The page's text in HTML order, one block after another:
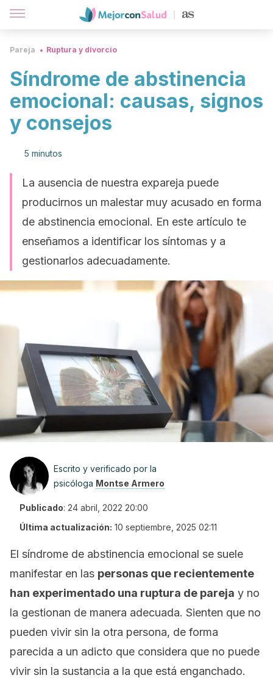
Pareja Ruptura y divorcio
Síndrome de abstinencia
emocional: causas, signos
y consejos
5 minutos
La ausencia de nuestra expareja puede
producirnos un malestar muy acusado en forma
de abstinencia emocional. En este artículo te
enseñamos a identificar los síntomas y a
gestionarlos adecuadamente.
Escrito y verificado por la
psicóloga Montse Armero
Publicado: 24 abril, 2022 20:00
Última actualización: 10 septiembre, 2025 02:11
El síndrome de abstinencia emocional se suele
manifestar en las personas que recientemente
han experimentado una ruptura de pareja y no
la gestionan de manera adecuada. Sienten que no
pueden vivir sin la otra persona, de forma
parecida a un adicto que considera que no puede
vivir sin la sustancia a la que está enganchado.